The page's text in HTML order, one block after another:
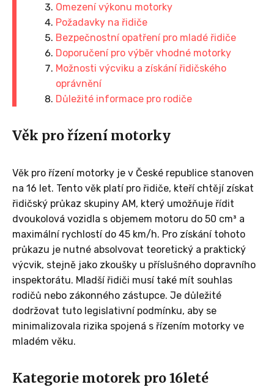
Omezení výkonu motorky
Požadavky na řidiče
Bezpečnostní opatření pro mladé řidiče
Doporučení pro výběr vhodné motorky
Možnosti výcviku a získání řidičského
oprávnění
Důležité informace pro rodiče
Věk pro řízení motorky
Věk pro řízení motorky je v České republice stanoven
na 16 let. Tento věk platí pro řidiče, kteří chtějí získat
řidičský průkaz skupiny AM, který umožňuje řídit
dvoukolová vozidla s objemem motoru do 50 cm³ a
maximální rychlostí do 45 km/h. Pro získání tohoto
průkazu je nutné absolvovat teoretický a praktický
výcvik, stejně jako zkoušky u příslušného dopravního
inspektorátu. Mladší řidiči musí také mít souhlas
rodičů nebo zákonného zástupce. Je důležité
dodržovat tuto legislativní podmínku, aby se
minimalizovala rizika spojená s řízením motorky ve
mladém věku.
Kategorie motorek pro 16leté